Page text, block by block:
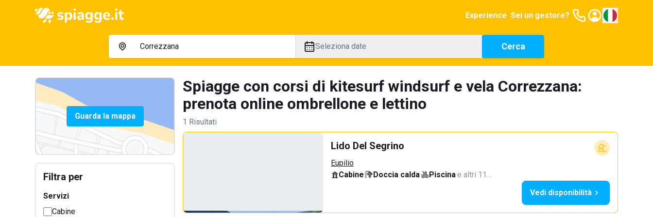
Experience Sei un gestore?
Seleziona date Cerca
Guarda la mappa
Filtra per
Servizi
Cabine
Spiagge con corsi di kitesurf windsurf e vela Correzzana:
prenota online ombrellone e lettino
1 Risultati
Lido Del Segrino
Eupilio
Cabine· Doccia calda· Piscina·e altri 11…
Vedi disponibilità